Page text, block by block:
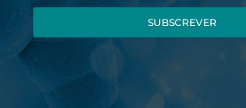
SUBSCREVER